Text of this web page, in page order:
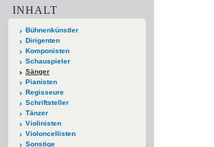
INHALT
Bühnenkünstler
Dirigenten
Komponisten
Schauspieler
Sänger
Pianisten
Regisseure
Schriftsteller
Tänzer
Violinisten
Violoncellisten
Sonstige